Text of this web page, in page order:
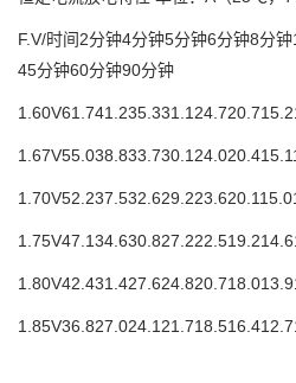
F.V/时间2分钟4分钟5分钟6分钟8分钟
45分钟60分钟90分钟
1.60V61.741.235.331.1 24.720.715.2
1.67V55.038.833.730.1 24.020.415.1
1.70V52.237.532.629.223.620.115.0
1.75V47.134.630.827.222.519.214.6
1.80V42.431.427.624.820.718.013.9
1.85V36.827.024.1 21.718.516.412.7